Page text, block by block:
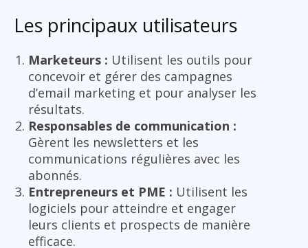
Les principaux utilisateurs
Marketeurs : Utilisent les outils pour
concevoir et gérer des campagnes
d’email marketing et pour analyser les
résultats.
Responsables de communication :
Gèrent les newsletters et les
communications régulières avec les
abonnés.
Entrepreneurs et PME : Utilisent les
logiciels pour atteindre et engager
leurs clients et prospects de manière
efficace.